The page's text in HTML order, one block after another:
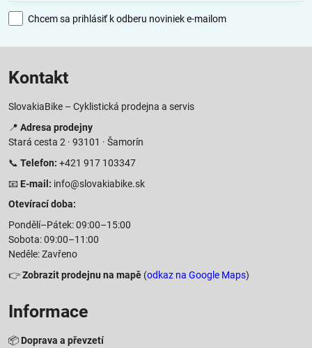
Chcem sa prihlásiť k odberu noviniek e-mailom
Kontakt
SlovakiaBike – Cyklistická prodejna a servis
📍 Adresa prodejny
Stará cesta 2 · 93101 · Šamorín
📞 Telefon: +421 917 103347
📧 E-mail: info@slovakiabike.sk
Otevírací doba:
Pondělí–Pátek: 09:00–15:00
Sobota: 09:00–11:00
Neděle: Zavřeno
👉Zobrazit prodejnu na mapě (odkaz na Google Maps)
Informace
📦 Doprava a převzetí